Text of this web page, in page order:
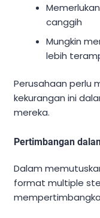
canggih
Mungkin
lebih
Perusahaan perlu
kekurangan ini
mereka.
Pertimbangan
Dalam
format multiple